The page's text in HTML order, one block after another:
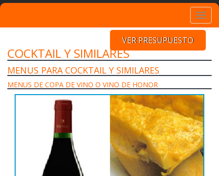
VER PRESUPUESTO
COCKTAIL Y SIMILARES
MENUS PARA COCKTAIL Y SIMILARES
MENUS DE COPA DE VINO O VINO DE HONOR